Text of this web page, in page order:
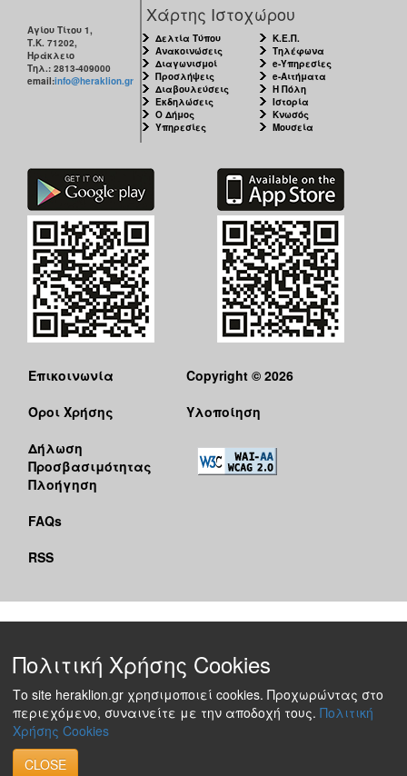
Αγίου Τίτου 1,
Τ.Κ. 71202,
Ηράκλειο
Τηλ.: 2813-409000
email:info@heraklion.gr
Χάρτης Ιστοχώρου
Δελτία Τύπου
Ανακοινώσεις
Διαγωνισμοί
Προσλήψεις
Διαβουλεύσεις
Εκδηλώσεις
Ο Δήμος
Υπηρεσίες
Κ.Ε.Π.
Τηλέφωνα
e-Υπηρεσίες
e-Αιτήματα
Η Πόλη
Ιστορία
Κνωσός
Μουσεία
Επικοινωνία
Όροι Χρήσης
Δήλωση
Προσβασιμότητας
Πλοήγηση
FAQs
RSS
Copyright © 2026
Υλοποίηση
Πολιτική Χρήσης Cookies
Το site heraklion.gr χρησιμοποιεί cookies. Προχωρώντας στο
περιεχόμενο, συναινείτε με την αποδοχή τους. Πολιτική
Χρήσης Cookies
CLOSE